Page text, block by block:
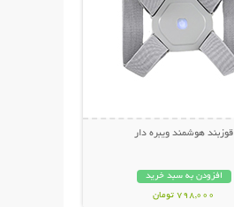
قوزبند هوشمند ویبره دار
افزودن به سبد خرید
798,000 تومان